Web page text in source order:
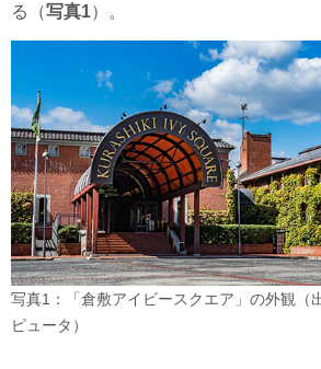
る（写真1）。
写真1：「倉敷アイビースクエア」の外観（
ピュータ）